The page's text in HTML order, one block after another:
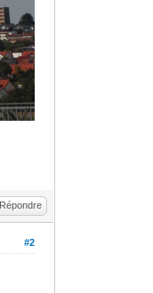
Répondre
#2